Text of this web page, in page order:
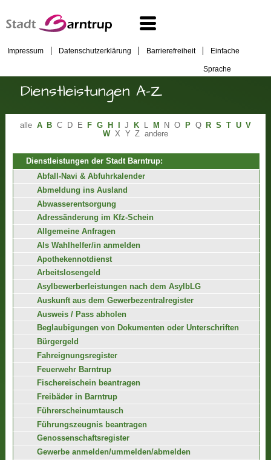
Impressum Datenschutzerklärung Barrierefreiheit Einfache
Sprache
Dienstleistungen A-Z
alle A B C D E F G H J K L M N O P Q R S T U V
W X Y Z andere
Dienstleistungen der Stadt Barntrup:
Abfall-Navi & Abfuhrkalender
Abmeldung ins Ausland
Abwasserentsorgung
Adressänderung im Kfz-Schein
Allgemeine Anfragen
Als Wahlhelfer/in anmelden
Apothekennotdienst
Arbeitslosengeld
Asylbewerberleistungen nach dem AsylbLG
Auskunft aus dem Gewerbezentralregister
Ausweis / Pass abholen
Beglaubigungen von Dokumenten oder Unterschriften
Bürgergeld
Fahreignungsregister
Feuerwehr Barntrup
Fischereischein beantragen
Freibäder in Barntrup
Führerscheinumtausch
Führungszeugnis beantragen
Genossenschaftsregister
Gewerbe anmelden/ummelden/abmelden